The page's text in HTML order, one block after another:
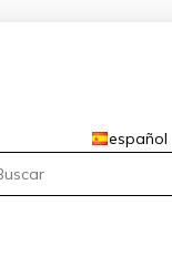
español